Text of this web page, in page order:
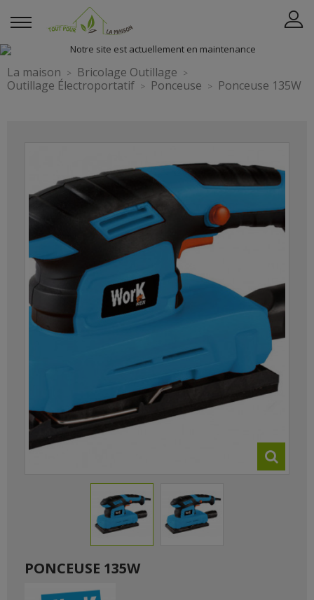
La maison
Bricolage Outillage
Outillage Électroportatif
Ponceuse Ponceuse 135W
PONCEUSE 135W